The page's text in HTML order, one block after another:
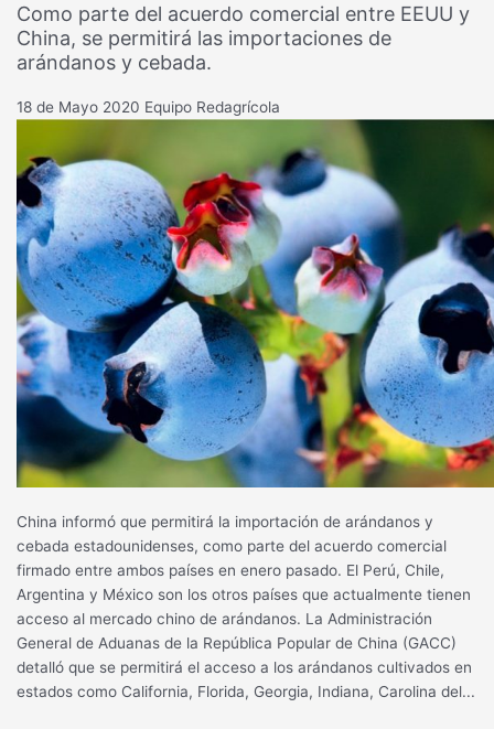
Como parte del acuerdo comercial entre EEUU y
China, se permitirá las importaciones de
arándanos y cebada.
18 de Mayo 2020 Equipo Redagrícola
China informó que permitirá la importación de arándanos y
cebada estadounidenses, como parte del acuerdo comercial
firmado entre ambos países en enero pasado. El Perú, Chile,
Argentina y México son los otros países que actualmente tienen
acceso al mercado chino de arándanos. La Administración
General de Aduanas de la República Popular de China (GACC)
detalló que se permitirá el acceso a los arándanos cultivados en
estados como California, Florida, Georgia, Indiana, Carolina del...